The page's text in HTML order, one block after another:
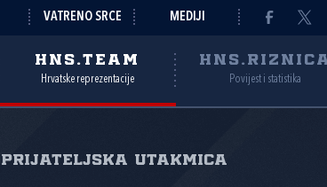
VATRENO SRCE MEDIJI
HNS.TEAM
Hrvatske reprezentacije Povijest i statistika
Prijateljska utakmica